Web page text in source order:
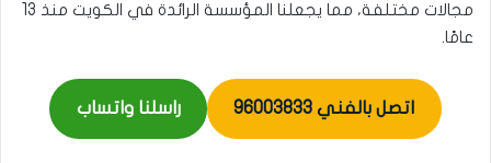
مجالات مختلفة، مما يجعلنا المؤسسة الرائدة في الكويت منذ 13
عامًا.
اتصل بالفني 96003833 راسلنا واتساب